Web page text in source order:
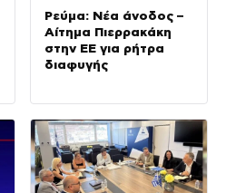
Ρεύμα: Νέα άνοδος –
Αίτημα Πιερρακάκη
στην ΕΕ για ρήτρα
διαφυγής